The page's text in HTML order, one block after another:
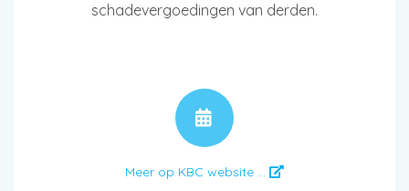
schadevergoedingen van derden.
Meer op KBC website ...